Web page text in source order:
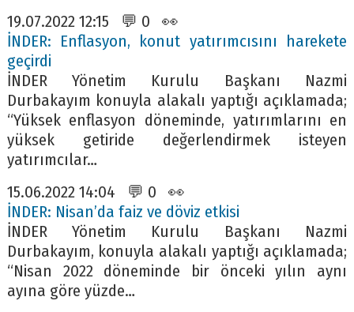
19.07.2022 12:15 💬 0 👀
İNDER: Enflasyon, konut yatırımcısını harekete
geçirdi
İNDER Yönetim Kurulu Başkanı Nazmi
Durbakayım konuyla alakalı yaptığı açıklamada;
“Yüksek enflasyon döneminde, yatırımlarını en
yüksek getiride değerlendirmek isteyen
yatırımcılar…
15.06.2022 14:04 💬 0 👀
İNDER: Nisan’da faiz ve döviz etkisi
İNDER Yönetim Kurulu Başkanı Nazmi
Durbakayım, konuyla alakalı yaptığı açıklamada;
“Nisan 2022 döneminde bir önceki yılın aynı
ayına göre yüzde…